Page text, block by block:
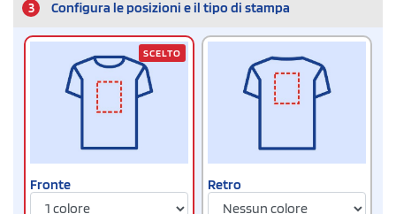
3 Configura le posizioni e il tipo di stampa
Fronte
SCELTO
Retro